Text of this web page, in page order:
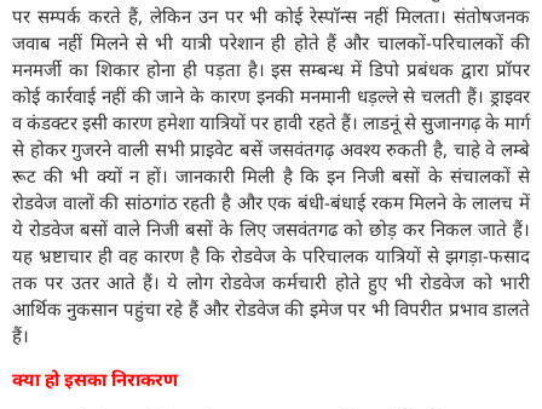
पर सम्पर्क करते हैं, लेकिन उन पर भी कोई रेस्पॉन्स नहीं मिलता। संतोषजनक
जवाब नहीं मिलने से भी यात्री परेशान ही होते हैं और चालकों-परिचालकों की
मनमर्जी का शिकार होना ही पड़ता है। इस सम्बन्ध में डिपो प्रबंधक द्वारा प्रॉपर
कोई कार्रवाई नहीं की जाने के कारण इनकी मनमानी धड़ल्ले से चलती हैं। ड्राइवर
व कंडक्टर इसी कारण हमेशा यात्रियों पर हावी रहते हैं। लाडनूं से सुजानगढ़ के मार्ग
से होकर गुजरने वाली सभी प्राइवेट बसें जसवंतगढ़ अवश्य रुकती है, चाहे वे लम्बे
रूट की भी क्यों न हों। जानकारी मिली है कि इन निजी बसों के संचालकों से
रोडवेज वालों की सांठगांठ रहती है और एक बंधी-बंधाई रकम मिलने के लालच में
ये रोडवेज बसों वाले निजी बसों के लिए जसवंतगढ को छोड़ कर निकल जाते हैं।
यह भ्रष्टाचार ही वह कारण है कि रोडवेज के परिचालक यात्रियों से झगड़ा-फसाद
तक पर उतर आते हैं। ये लोग रोडवेज कर्मचारी होते हुए भी रोडवेज को भारी
आर्थिक नुकसान पहुंचा रहे हैं और रोडवेज की इमेज पर भी विपरीत प्रभाव डालते
हैं।
क्या हो इसका निराकरण